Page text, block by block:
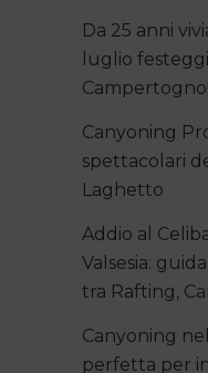
Da 25 anni
luglio
Campertogno!
Canyoning
spettacolari
Laghetto
Addio al
Valsesia:
tra Rafting,
Canyoning
perfetta per